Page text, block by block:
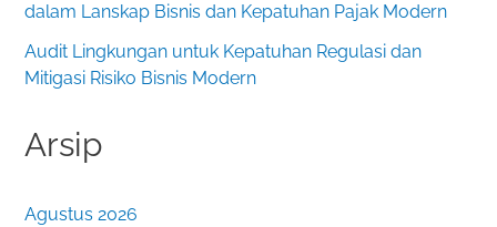
dalam Lanskap Bisnis dan Kepatuhan Pajak Modern
Audit Lingkungan untuk Kepatuhan Regulasi dan
Mitigasi Risiko Bisnis Modern
Arsip
Agustus 2026